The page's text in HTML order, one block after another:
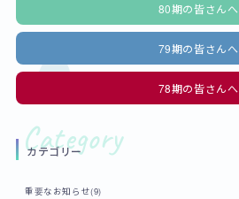
80期の皆さんへ
79期の皆さんへ
78期の皆さんへ
カテゴリー
重要なお知らせ(9)